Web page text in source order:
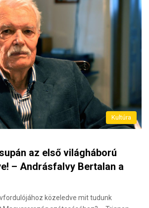
Kultúra
az első világháború
– Andrásfalvy Bertalan a
közeledve mit tudunk